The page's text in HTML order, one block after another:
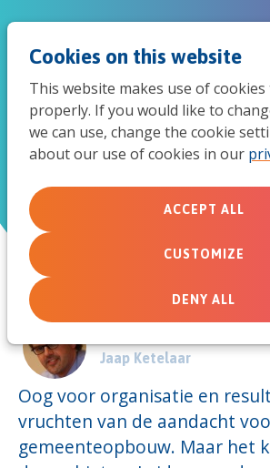
Cookies on this website
This website makes use of
properly. If you would like to
we can use, change the cookie
about our use of cookies in our
ACCEPT ALL
CUSTOMIZE
DENY ALL
De zachte kant van
December 11, 2012
Jaap Ketelaar
Oog voor organisatie en
vruchten van de aandacht
gemeenteopbouw. Maar het